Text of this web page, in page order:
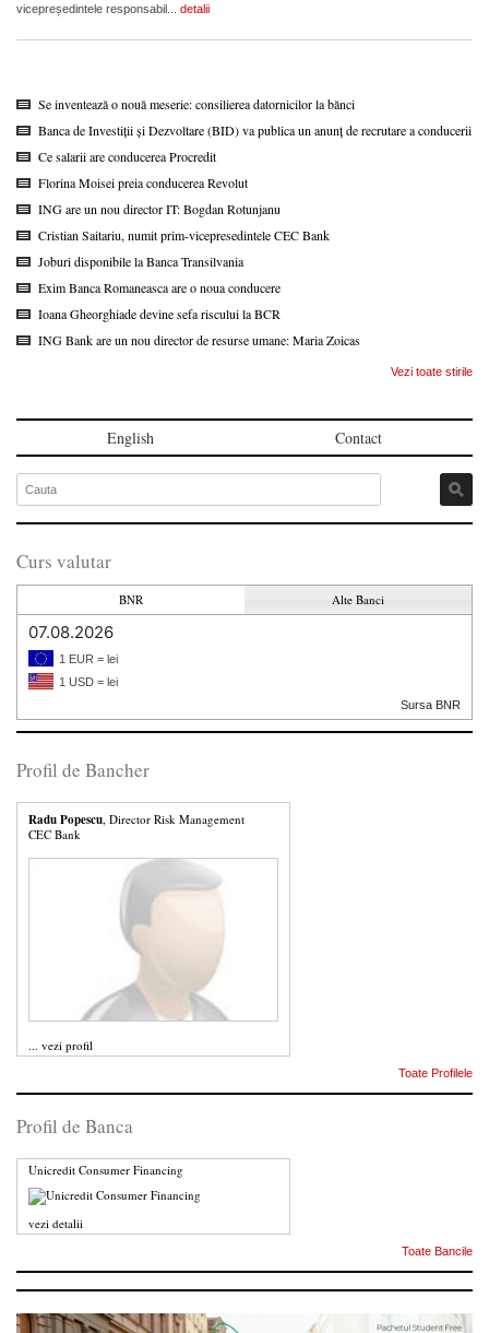
vicepreședintele responsabil... detalii
Se inventează o nouă meserie: consilierea datornicilor la bănci
Banca de Investiții și Dezvoltare (BID) va publica un anunț de recrutare a conducerii
Ce salarii are conducerea Procredit
Florina Moisei preia conducerea Revolut
ING are un nou director IT: Bogdan Rotunjanu
Cristian Saitariu, numit prim-vicepresedintele CEC Bank
Joburi disponibile la Banca Transilvania
Exim Banca Romaneasca are o noua conducere
Ioana Gheorghiade devine sefa riscului la BCR
ING Bank are un nou director de resurse umane: Maria Zoicas
Vezi toate stirile
English Contact
Curs valutar
BNR Alte Banci
07.08.2026
1 EUR = lei
1 USD = lei
Sursa BNR
Profil de Bancher
Radu Popescu , Director Risk Management
CEC Bank
... vezi profil
Toate Profilele
Profil de Banca
Unicredit Consumer Financing
vezi detalii
Toate Bancile